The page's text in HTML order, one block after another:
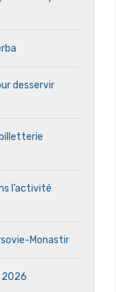
desservir
l’activité
Monastir
2026